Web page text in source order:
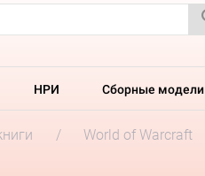
НРИ Сборные модели
World of Warcraft